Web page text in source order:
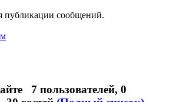
публикации сообщений.
7 пользователей, 0